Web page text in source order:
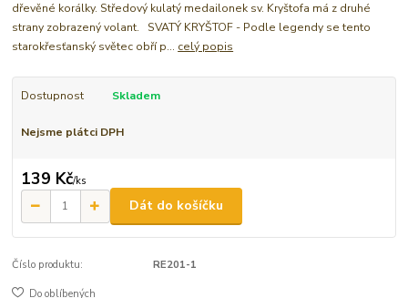
dřevěné korálky. Středový kulatý medailonek sv. Kryštofa má z druhé
strany zobrazený volant. SVATÝ KRYŠTOF - Podle legendy se tento
starokřesťanský světec obří p... celý popis
Dostupnost Skladem
Nejsme plátci DPH
139 Kč/ks
Dát do košíčku
Číslo produktu: RE201-1
Do oblíbených